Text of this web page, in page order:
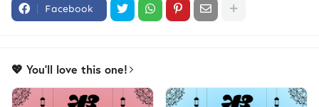
Facebook
💖 You'll love this one!